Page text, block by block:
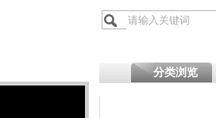
分类浏览